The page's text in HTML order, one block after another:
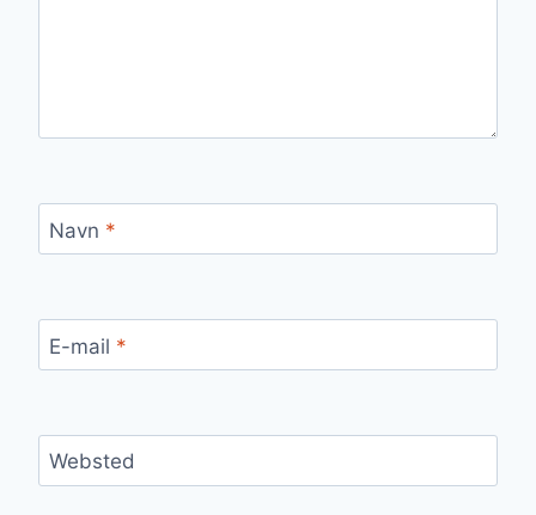
Navn *
E-mail *
Websted